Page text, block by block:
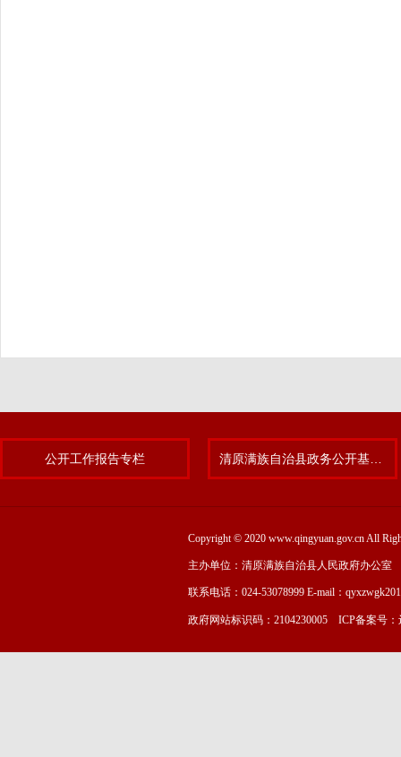
公开工作报告专栏
Copyright © 2020 www.qingyuan.gov.cn All
主办单位：清原满族自治县人民政府办公室
联系电话：024-53078999 E-mail：
政府网站标识码：2104230005 ICP备案号：